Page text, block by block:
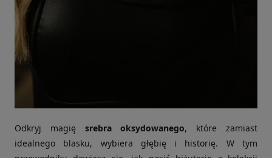
Odkryj magię srebra oksydowanego, które zamiast
idealnego blasku, wybiera głębię i historię. W tym